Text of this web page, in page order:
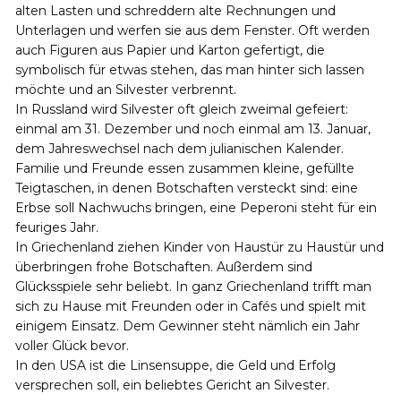
alten Lasten und schreddern alte Rechnungen und
Unterlagen und werfen sie aus dem Fenster. Oft werden
auch Figuren aus Papier und Karton gefertigt, die
symbolisch für etwas stehen, das man hinter sich lassen
möchte und an Silvester verbrennt.
In Russland wird Silvester oft gleich zweimal gefeiert:
einmal am 31. Dezember und noch einmal am 13. Januar,
dem Jahreswechsel nach dem julianischen Kalender.
Familie und Freunde essen zusammen kleine, gefüllte
Teigtaschen, in denen Botschaften versteckt sind: eine
Erbse soll Nachwuchs bringen, eine Peperoni steht für ein
feuriges Jahr.
In Griechenland ziehen Kinder von Haustür zu Haustür und
überbringen frohe Botschaften. Außerdem sind
Glücksspiele sehr beliebt. In ganz Griechenland trifft man
sich zu Hause mit Freunden oder in Cafés und spielt mit
einigem Einsatz. Dem Gewinner steht nämlich ein Jahr
voller Glück bevor.
In den USA ist die Linsensuppe, die Geld und Erfolg
versprechen soll, ein beliebtes Gericht an Silvester.